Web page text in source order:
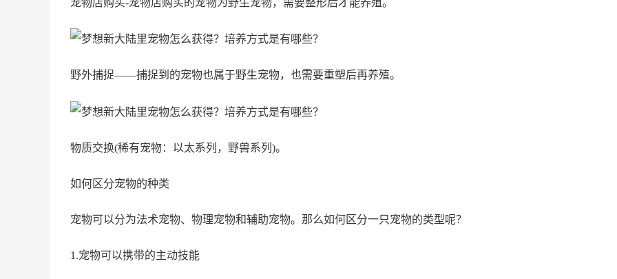
宠物店购买-宠物店购买的宠物为野生宠物，需要整形后才能养殖。
野外捕捉——捕捉到的宠物也属于野生宠物，也需要重塑后再养殖。
物质交换(稀有宠物：以太系列，野兽系列)。
如何区分宠物的种类
宠物可以分为法术宠物、物理宠物和辅助宠物。那么如何区分一只宠物的类型呢？
1.宠物可以携带的主动技能